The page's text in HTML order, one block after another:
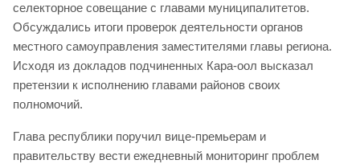
селекторное совещание с главами муниципалитетов.
Обсуждались итоги проверок деятельности органов
местного самоуправления заместителями главы региона.
Исходя из докладов подчиненных Кара-оол высказал
претензии к исполнению главами районов своих
полномочий.
Глава республики поручил вице-премьерам и
правительству вести ежедневный мониторинг проблем